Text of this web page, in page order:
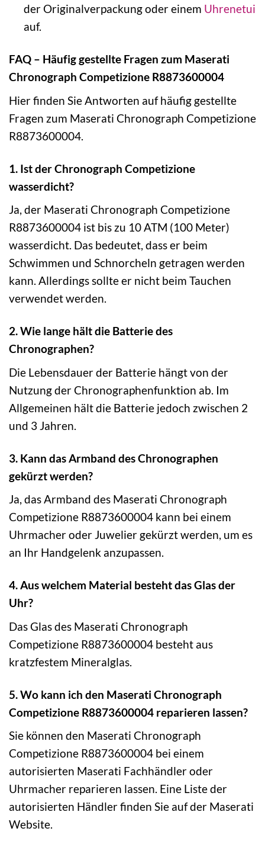
der Originalverpackung oder einem Uhrenetui
auf.
FAQ – Häufig gestellte Fragen zum Maserati
Chronograph Competizione R8873600004
Hier finden Sie Antworten auf häufig gestellte
Fragen zum Maserati Chronograph Competizione
R8873600004.
1. Ist der Chronograph Competizione
wasserdicht?
Ja, der Maserati Chronograph Competizione
R8873600004 ist bis zu 10 ATM (100 Meter)
wasserdicht. Das bedeutet, dass er beim
Schwimmen und Schnorcheln getragen werden
kann. Allerdings sollte er nicht beim Tauchen
verwendet werden.
2. Wie lange hält die Batterie des
Chronographen?
Die Lebensdauer der Batterie hängt von der
Nutzung der Chronographenfunktion ab. Im
Allgemeinen hält die Batterie jedoch zwischen 2
und 3 Jahren.
3. Kann das Armband des Chronographen
gekürzt werden?
Ja, das Armband des Maserati Chronograph
Competizione R8873600004 kann bei einem
Uhrmacher oder Juwelier gekürzt werden, um es
an Ihr Handgelenk anzupassen.
4. Aus welchem Material besteht das Glas der
Uhr?
Das Glas des Maserati Chronograph
Competizione R8873600004 besteht aus
kratzfestem Mineralglas.
5. Wo kann ich den Maserati Chronograph
Competizione R8873600004 reparieren lassen?
Sie können den Maserati Chronograph
Competizione R8873600004 bei einem
autorisierten Maserati Fachhändler oder
Uhrmacher reparieren lassen. Eine Liste der
autorisierten Händler finden Sie auf der Maserati
Website.